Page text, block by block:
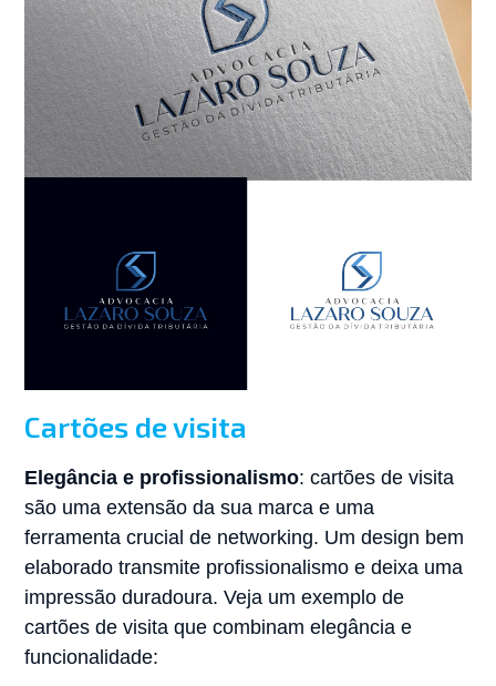
Cartões de visita
Elegância e profissionalismo: cartões de visita
são uma extensão da sua marca e uma
ferramenta crucial de networking. Um design bem
elaborado transmite profissionalismo e deixa uma
impressão duradoura. Veja um exemplo de
cartões de visita que combinam elegância e
funcionalidade: